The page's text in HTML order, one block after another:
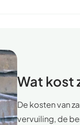
Wat kost
De kosten van
vervuiling, de